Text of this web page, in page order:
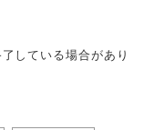
している場合があり